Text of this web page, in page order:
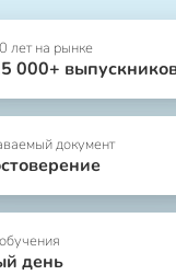
лет на рынке
000+
документ
день